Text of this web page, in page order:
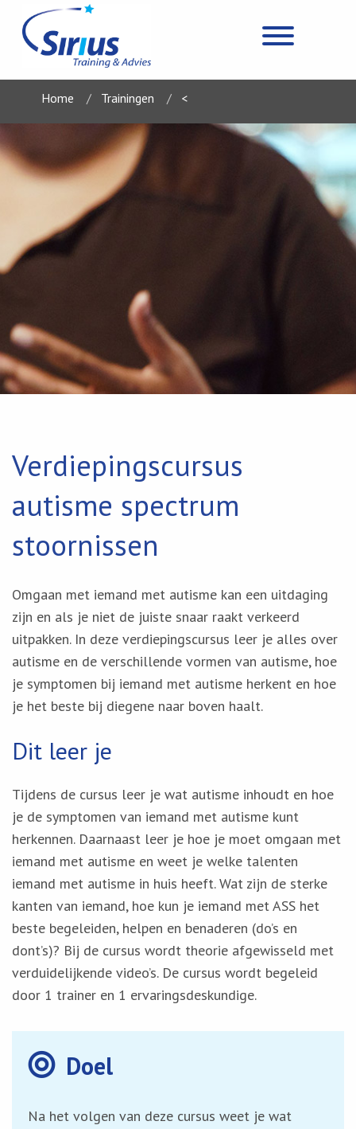
Home Trainingen <
Verdiepingscursus
autisme spectrum
stoornissen
Omgaan met iemand met autisme kan een uitdaging
zijn en als je niet de juiste snaar raakt verkeerd
uitpakken. In deze verdiepingscursus leer je alles over
autisme en de verschillende vormen van autisme, hoe
je symptomen bij iemand met autisme herkent en hoe
je het beste bij diegene naar boven haalt.
Dit leer je
Tijdens de cursus leer je wat autisme inhoudt en hoe
je de symptomen van iemand met autisme kunt
herkennen. Daarnaast leer je hoe je moet omgaan met
iemand met autisme en weet je welke talenten
iemand met autisme in huis heeft. Wat zijn de sterke
kanten van iemand, hoe kun je iemand met ASS het
beste begeleiden, helpen en benaderen (do’s en
dont’s)? Bij de cursus wordt theorie afgewisseld met
verduidelijkende video’s. De cursus wordt begeleid
door 1 trainer en 1 ervaringsdeskundige.
Doel
Na het volgen van deze cursus weet je wat